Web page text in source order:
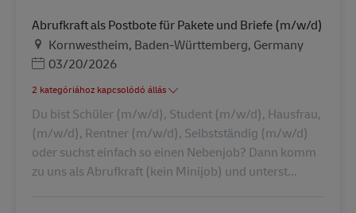
Abrufkraft als Postbote für Pakete und Briefe (m/w/d)
Helyszín
Kornwestheim, Baden-Württemberg, Germany
Posted Date
03/20/2026
2 kategóriához kapcsolódó állás
Du bist Schüler (m/w/d), Student (m/w/d), Hausfrau,
(m/w/d), Rentner (m/w/d), Selbstständig (m/w/d)
oder suchst einfach so einen Nebenjob? Dann komm
zu uns als Abrufkraft (kein Minijob) und unterst...